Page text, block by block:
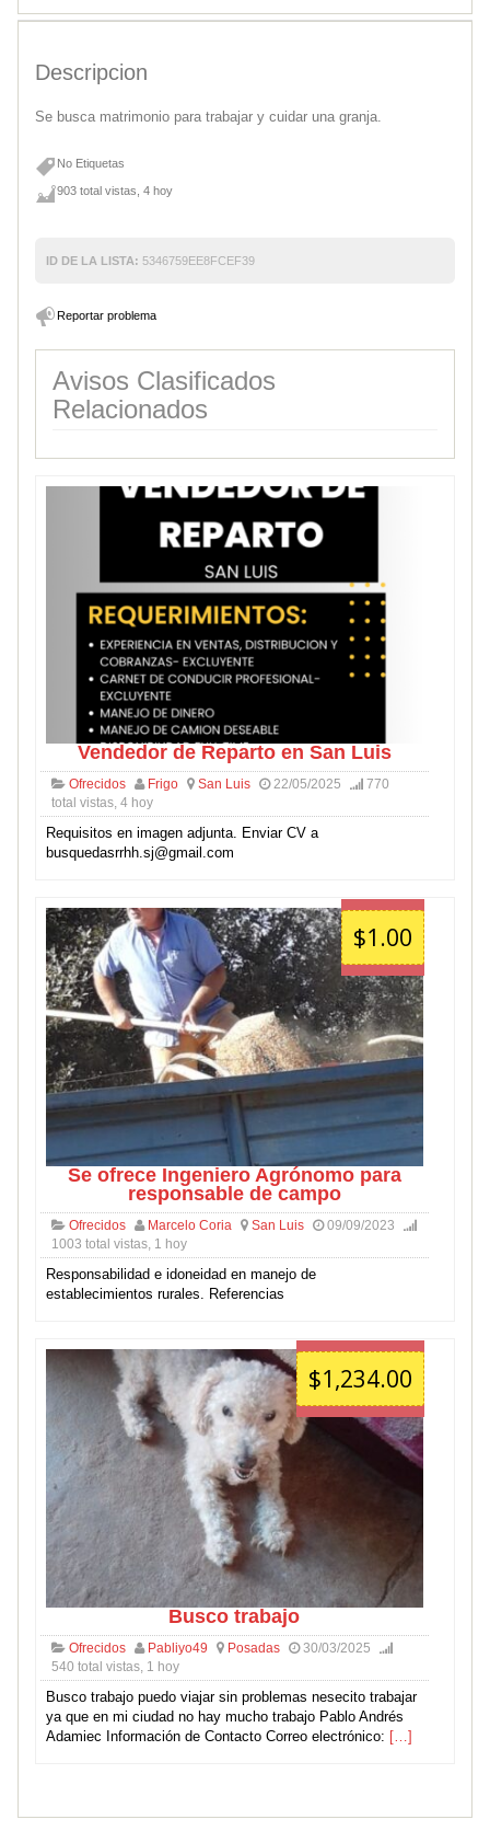
Descripcion
Se busca matrimonio para trabajar y cuidar una granja.
No Etiquetas
903 total vistas, 4 hoy
ID DE LA LISTA: 5346759EE8FCEF39
Reportar problema
Avisos Clasificados
Relacionados
Vendedor de Reparto en San Luis
Ofrecidos Frigo San Luis 22/05/2025
770
total vistas, 4 hoy
Requisitos en imagen adjunta. Enviar CV a
busquedasrrhh.sj@gmail.com
$1.00
Se ofrece Ingeniero Agrónomo para
responsable de campo
Ofrecidos Marcelo Coria San Luis
09/09/2023
1003 total vistas, 1 hoy
Responsabilidad e idoneidad en manejo de
establecimientos rurales. Referencias
$1,234.00
Busco trabajo
Ofrecidos Pabliyo49 Posadas
30/03/2025
540 total vistas, 1 hoy
Busco trabajo puedo viajar sin problemas nesecito trabajar
ya que en mi ciudad no hay mucho trabajo Pablo Andrés
Adamiec Información de Contacto Correo electrónico: […]